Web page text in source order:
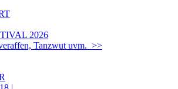
2026
Tanzwut uvm. >>